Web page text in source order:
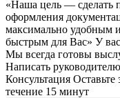
«Наша цель — сделать
оформления
максимально удобным и
быстрым для Вас» У
Мы всегда готовы
Написать руководителю
Консультация
течение 15 минут